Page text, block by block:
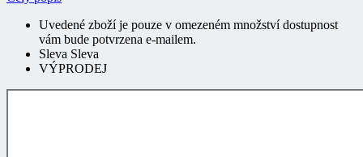
Uvedené zboží je pouze v omezeném množství dostupnost
vám bude potvrzena e-mailem.
Sleva Sleva
VÝPRODEJ